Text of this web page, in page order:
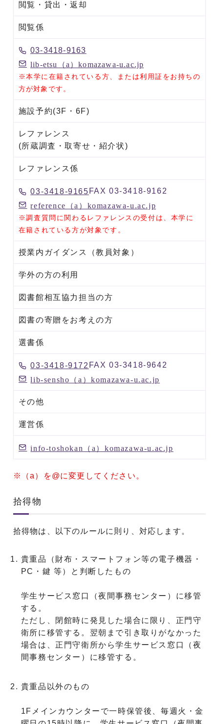
閲覧・貸出・返却
閲覧係
03-3418-9163
lib-etsu（a）komazawa-u.ac.jp
※本学に在籍されている方、または利用証をお持ちの
方が対象です 。
施設予約(3F・6F)
レファレンス
(所蔵調査・取寄せ・紹介状)
レファレンス係
03-3418-9165 FAX 03-3418-9162
reference（a）komazawa-u.ac.jp
※調査質問に関わるレファレンスの受付は、本学に
在籍されている方が対象です 。
授業内ガイダンス（教員対象）
学外の方の利用
図書館相互協力担当の方
図書の寄贈をお考えの方
選書係
03-3418-9172 FAX 03-3418-9642
lib-sensho（a）komazawa-u.ac.jp
その他
運営係
info-toshokan（a）komazawa-u.ac.jp
※（a）を@に変更してください。
拾得物
拾得物は、以下のルールに則り、対応します。
貴重品（財布・スマートフォン等の電子機器・
PC・鍵 等）と判断したもの
学生サービス窓口（夜間事務センター）に移管
する。
ただし、閉館時に発見した場合に限り、正門守
衛所に移管する。翌朝まで引き取りがなかった
場合は、正門守衛所から学生サービス窓口（夜
間事務センター）に移管する。
貴重品以外のもの
1Fメインカウンターで一時保管後、毎週火・金